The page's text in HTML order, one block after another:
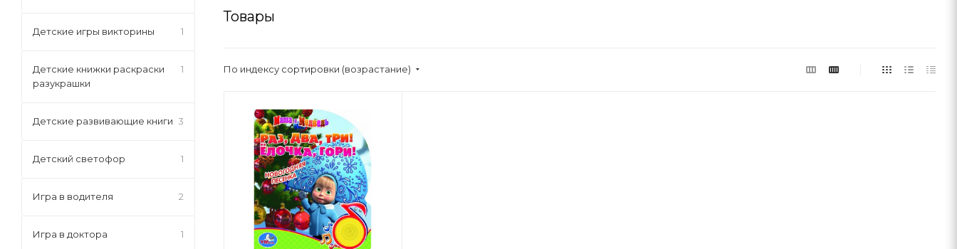
Товары
По индексу сортировки (возрастание)
Детские игры викторины 1
Детские книжки раскраски
разукрашки
1
Детские развивающие книги 3
Детский светофор 1
Игра в водителя 2
Игра в доктора 1